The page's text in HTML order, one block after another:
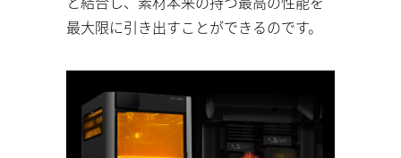
最大限に引き出すことができるのです。